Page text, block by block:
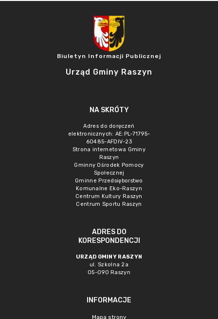
Biuletyn Informacji Publicznej
Urząd Gminy Raszyn
NA SKRÓTY
Adres do doręczeń
elektronicznych: AE:PL-71795-
60485-AFDIV-23
Strona internetowa Gminy
Raszyn
Gminny Ośrodek Pomocy
Społecznej
Gminne Przedsięborstwo
Komunalne Eko-Raszyn
Centrum Kultury Raszyn
Centrum Sportu Raszyn
ADRES DO
KORESPONDENCJI
URZĄD GMINY RASZYN
ul. Szkolna 2a
05-090 Raszyn
INFORMACJE
Mapa strony